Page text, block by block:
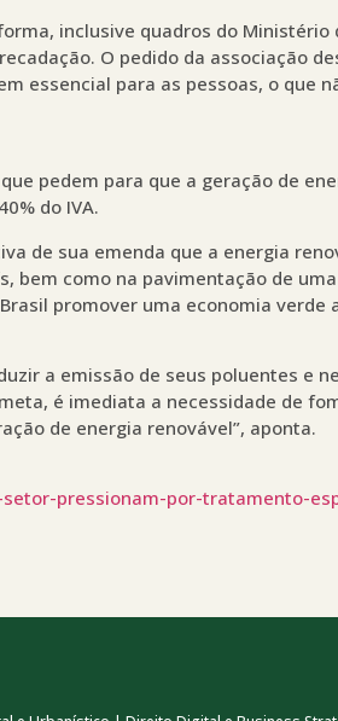
inclusive quadros do Ministério
O pedido da associação
essencial para as pessoas, o que
pedem para que a geração de
do IVA.
de sua emenda que a energia
bem como na pavimentação de uma
promover uma economia verde
a emissão de seus poluentes e
é imediata a necessidade de
de energia renovável”, aponta.
pressionam-por-tratamento-